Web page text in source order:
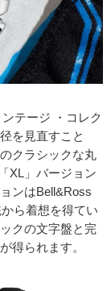
テージ ・コレク
を見直すこと
クラシックな丸
XL」バージョン
ンはBell&Ross
ら着想を得てい
クの文字盤と完
得られます。